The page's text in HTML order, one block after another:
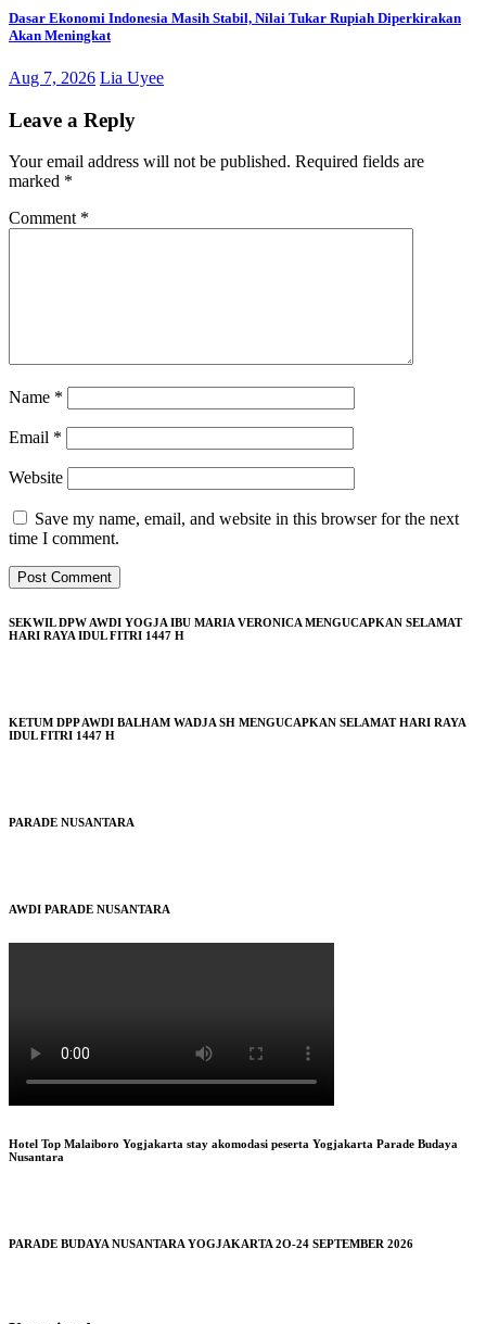
Dasar Ekonomi Indonesia Masih Stabil, Nilai Tukar Rupiah Diperkirakan
Akan Meningkat
Aug 7, 2026 Lia Uyee
Leave a Reply
Your email address will not be published. Required fields are
marked *
Comment *
Name *
Email *
Website
Save my name, email, and website in this browser for the next
time I comment.
SEKWIL DPW AWDI YOGJA IBU MARIA VERONICA MENGUCAPKAN SELAMAT
HARI RAYA IDUL FITRI 1447 H
KETUM DPP AWDI BALHAM WADJA SH MENGUCAPKAN SELAMAT HARI RAYA
IDUL FITRI 1447 H
PARADE NUSANTARA
AWDI PARADE NUSANTARA
Hotel Top Malaiboro Yogjakarta stay akomodasi peserta Yogjakarta Parade Budaya
Nusantara
PARADE BUDAYA NUSANTARA YOGJAKARTA 2O-24 SEPTEMBER 2026